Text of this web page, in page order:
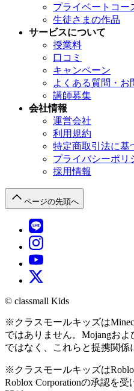
プライベートコー
生徒さまの作品
サービスについて
授業料
口コミ
キャンペーン
よくある質問・ お
講師募集
会社情報
運営会社
利用規約
特定商取引法に基
プライバシーポリ
採用情報
ページの先頭へ
© classmall Kids
※ クラスモールキッズは
ではありません。Mojangお
ではなく、これらと提携関係
※ クラスモールキッズは
Roblox Corporationの承認を受